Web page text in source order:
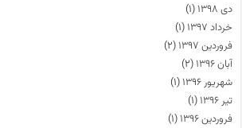
دی ۱۳۹۸
(۱)
خرداد ۱۳۹۷
(۱)
فروردین ۱۳۹۷
(۲)
آبان ۱۳۹۶
(۲)
شهریور ۱۳۹۶
(۱)
تیر ۱۳۹۶
(۱)
فروردین ۱۳۹۶
(۱)